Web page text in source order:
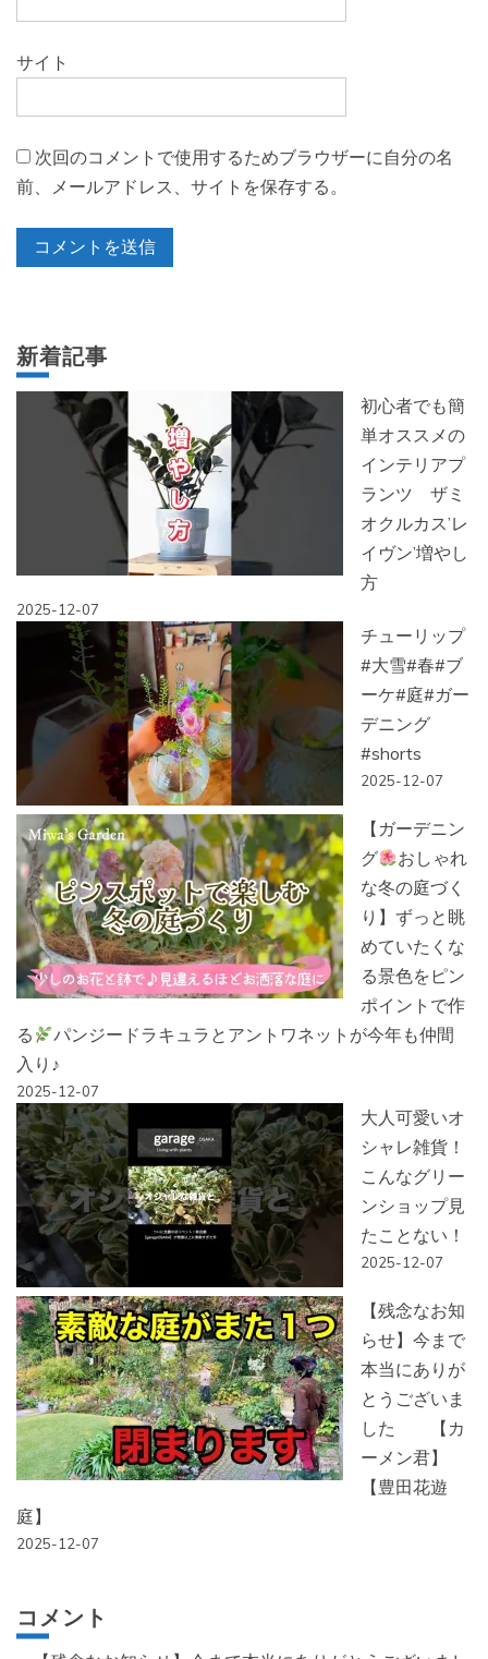
サイト
次回のコメントで使用するためブラウザーに自分の名
前、メールアドレス、サイトを保存する。
新着記事
初心者でも簡
単オススメの
インテリアプ
ランツ ザミ
オクルカス’レ
イヴン’増やし
方
2025-12-07
チューリップ
#大雪#春#ブ
ーケ#庭#ガー
デニング
#shorts
2025-12-07
【ガーデニン
グ
おしゃれ
な冬の庭づく
り】ずっと眺
めていたくな
る景色をピン
ポイントで作
る
パンジードラキュラとアントワネットが今年も仲間
入り♪
2025-12-07
大人可愛いオ
シャレ雑貨！
こんなグリー
ンショップ見
たことない！
2025-12-07
【残念なお知
らせ】今まで
本当にありが
とうございま
した 【カ
ーメン君】
【豊田花遊
庭】
2025-12-07
コメント